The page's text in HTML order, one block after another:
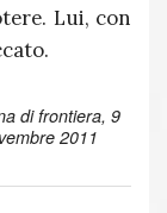
Lui, con
di frontiera, 9
2011